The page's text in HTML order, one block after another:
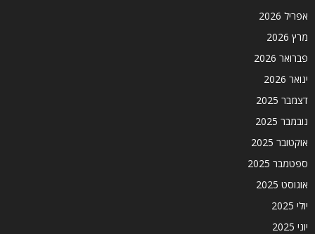
אפריל 2026
מרץ 2026
פברואר 2026
ינואר 2026
דצמבר 2025
נובמבר 2025
אוקטובר 2025
ספטמבר 2025
אוגוסט 2025
יולי 2025
יוני 2025